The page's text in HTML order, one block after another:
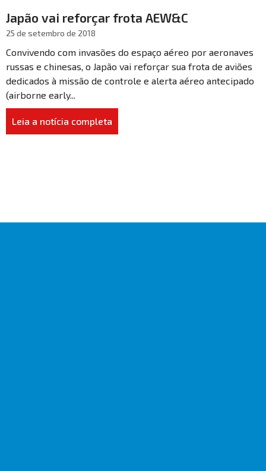
Japão vai reforçar frota AEW&C
25 de setembro de 2018
Convivendo com invasões do espaço aéreo por aeronaves
russas e chinesas, o Japão vai reforçar sua frota de aviões
dedicados à missão de controle e alerta aéreo antecipado
(airborne early...
Leia a notícia completa